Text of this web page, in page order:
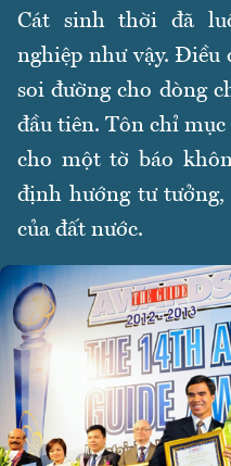
Cát sinh thời đã
nghiệp như vậy. Điều
soi đường cho dòng
đầu tiên. Tôn chỉ
cho một tờ báo
định hướng tư
của đất nước.